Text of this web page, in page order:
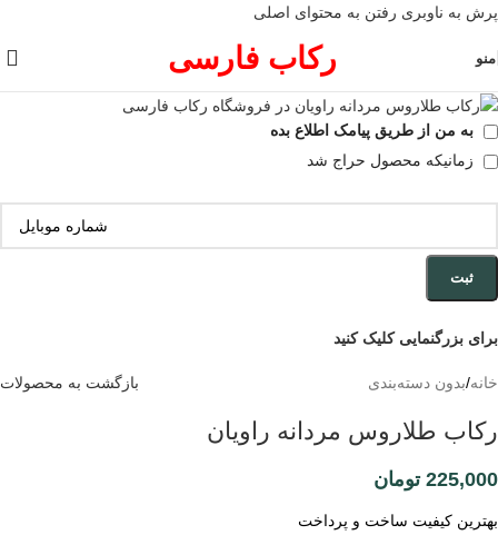
پرش به ناوبری رفتن به محتوای اصلی
منو رکاب فارسی
به من از طریق پیامک اطلاع بده
زمانیکه محصول حراج شد
ثبت
برای بزرگنمایی کلیک کنید
خانه/بدون دسته‌بندی بازگشت به محصولات
رکاب طلاروس مردانه راویان
225,000 تومان
بهترین کیفیت ساخت و پرداخت